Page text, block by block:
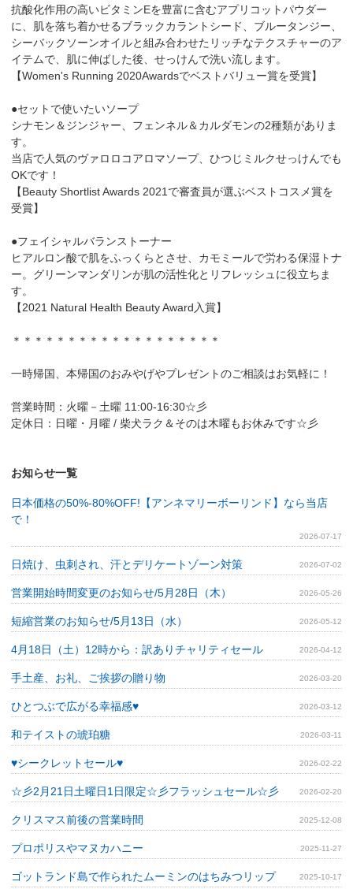
抗酸化作用の高いビタミンEを豊富に含むアプリコットパウダー
に、肌を落ち着かせるブラックカラントシード、ブルータンジー、
シーバックソーンオイルと組み合わせたリッチなテクスチャーのア
イテムで、肌に伸ばした後、せっけんで洗い流します。
【Women's Running 2020Awardsでベストバリュー賞を受賞】
●セットで使いたいソープ
シナモン＆ジンジャー、フェンネル＆カルダモンの2種類がありま
す。
当店で人気のヴァロロコアロマソープ、ひつじミルクせっけんでも
OKです！
【Beauty Shortlist Awards 2021で審査員が選ぶベストコスメ賞を
受賞】
●フェイシャルバランストーナー
ヒアルロン酸で肌をふっくらとさせ、カモミールで労わる保湿トナ
ー。グリーンマンダリンが肌の活性化とリフレッシュに役立ちま
す。
【2021 Natural Health Beauty Award入賞】
＊＊＊＊＊＊＊＊＊＊＊＊＊＊＊＊＊＊＊
一時帰国、本帰国のおみやげやプレゼントのご相談はお気軽に！
営業時間：火曜－土曜 11:00-16:30☆彡
定休日：日曜・月曜 / 柴犬ラク＆そのは木曜もお休みです☆彡
お知らせ一覧
日本価格の50%-80%OFF!【アンネマリーボーリンド】なら当店
で！
2026-07-17
日焼け、虫刺され、汗とデリケートゾーン対策 2026-07-02
営業開始時間変更のお知らせ/5月28日（木） 2026-05-26
短縮営業のお知らせ/5月13日（水） 2026-05-12
4月18日（土）12時から：訳ありチャリティセール 2026-04-12
手土産、お礼、ご挨拶の贈り物 2026-03-20
ひとつぶで広がる幸福感♥ 2026-03-12
和テイストの琥珀糖 2026-03-11
♥シークレットセール♥ 2026-02-22
☆彡2月21日土曜日1日限定☆彡フラッシュセール☆彡 2026-02-20
クリスマス前後の営業時間 2025-12-08
プロポリスやマヌカハニー 2025-11-27
ゴットランド島で作られたムーミンのはちみつリップ 2025-10-17